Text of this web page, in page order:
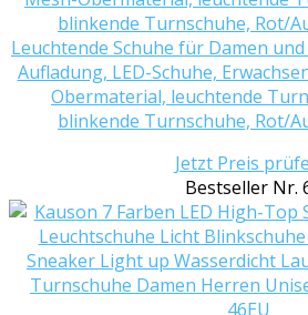
Leuchtende Schuhe für Damen
Aufladung, LED-Schuhe,
Obermaterial, leuchtende
blinkende Turnschuhe, Rot/
Jetzt Preis
Bestseller Nr.